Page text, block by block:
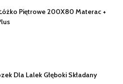
Piętrowe 200X80 Materac +
Dla Lalek Głęboki Składany